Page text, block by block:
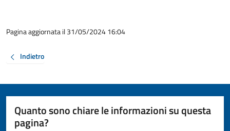
Pagina aggiornata il 31/05/2024 16:04
Indietro
Quanto sono chiare le informazioni su questa
pagina?